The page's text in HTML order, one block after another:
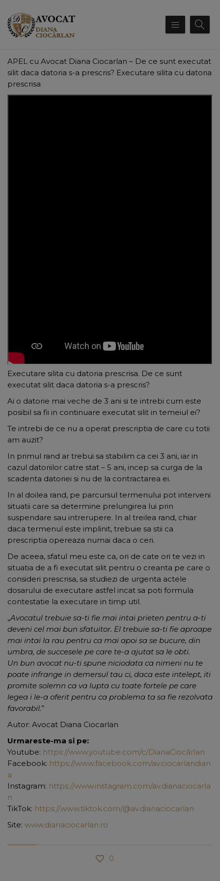
APEL cu Avocat Diana Ciocarlan – De ce sunt executat
silit daca datoria s-a prescris? Executare silita cu datoria
prescrisa
Executare silita cu datoria prescrisa. De ce sunt
executat silit daca datoria s-a prescris?
Ai o datorie mai veche de 3 ani si te intrebi cum este
posibil sa fii in continuare executat silit in temeiul ei?
Te intrebi de ce nu a operat prescriptia de care cu totii
am auzit?
In primul rand ar trebui sa stabilim ca cei 3 ani, iar in
cazul datoriilor catre stat – 5 ani, incep sa curga de la
scadenta datoriei si nu de la contractarea ei.
In al doilea rand, pe parcursul termenului pot interveni
situatii care sa determine prelungirea lui prin
suspendare sau intrerupere. In al treilea rand, chiar
daca termenul este implinit, trebuie sa stii ca
prescriptia opereaza numai daca o ceri.
De aceea, sfatul meu este ca, ori de cate ori te vezi in
situatia de a fi executat silit pentru o creanta pe care o
consideri prescrisa, sa studiezi de urgenta actele
dosarului de executare astfel incat sa poti formula
contestatie la executare in timp util.
„Avocatul trebuie sa-ti fie mai intai prieten pentru a-ti
deveni cel mai bun sfatuitor. El trebuie sa-ti fie aproape
mai intai la rau pentru ca mai apoi sa se bucure, din
umbra, de succesele pe care te-a ajutat sa le obti.
Un bun avocat nu-ti spune niciodata ca nimeni nu te
poate infrange in demersul tau ci, daca este intelept, iti
promite solemn ca va lupta cu toate fortele pe care
legea i le-a oferit pentru ca problema ta sa fie rezolvata
favorabil.”
Autor: Avocat Diana Ciocarlan
Urmareste-ma si pe:
Youtube: https://www.youtube.com/c/DianaCiocârlan
Facebook: https://www.facebook.com/av.ciocarlandian
a
Instagram: https://www.instagram.com/av.dianaciocarla
n
TikTok: https://www.tiktok.com/@av.dianaciocarlan
Site: www.dianaciocarlan.ro
0